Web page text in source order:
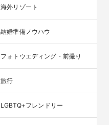
海外リゾート
結婚準備ノウハウ
フォトウエディング・前撮り
旅行
LGBTQ+フレンドリー